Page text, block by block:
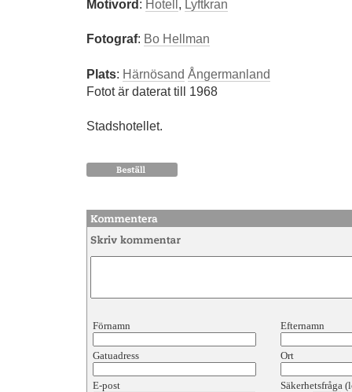
Motivord: Hotell, Lyftkran
Fotograf: Bo Hellman
Plats: Härnösand Ångermanland
Fotot är daterat till 1968
Stadshotellet.
Förnamn Efternamn
Gatuadress Ort
E-post
Säkerhetsfråga